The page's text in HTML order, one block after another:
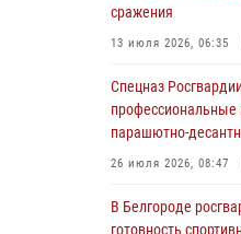
музея‑диорамы
Белгородское
В Белгороде
готовность
центра к новому
Росгвардия
сражения
13 июля 2026, 06:35
Спецназ
профессиональные
парашютно-
26 июля 2026, 08:47
В Белгороде
готовность